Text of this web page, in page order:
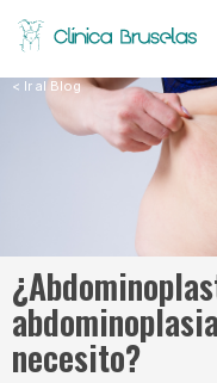
< Ir al Blog
necesito?